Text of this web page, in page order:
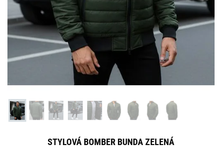
STYLOVÁ BOMBER BUNDA ZELENÁ